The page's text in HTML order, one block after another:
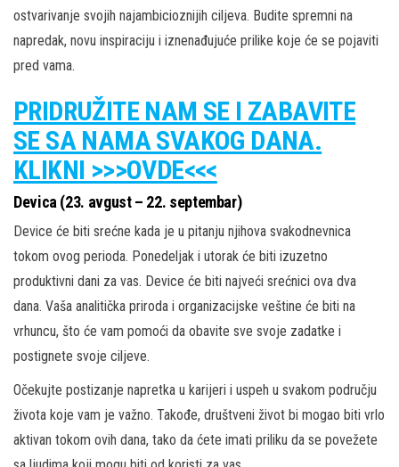
ostvarivanje svojih najambicioznijih ciljeva. Budite spremni na
napredak, novu inspiraciju i iznenađujuće prilike koje će se pojaviti
pred vama.
PRIDRUŽITE NAM SE I ZABAVITE
SE SA NAMA SVAKOG DANA.
KLIKNI >>>OVDE<<<
Devica (23. avgust – 22. septembar)
Device će biti srećne kada je u pitanju njihova svakodnevnica
tokom ovog perioda. Ponedeljak i utorak će biti izuzetno
produktivni dani za vas. Device će biti najveći srećnici ova dva
dana. Vaša analitička priroda i organizacijske veštine će biti na
vrhuncu, što će vam pomoći da obavite sve svoje zadatke i
postignete svoje ciljeve.
Očekujte postizanje napretka u karijeri i uspeh u svakom području
života koje vam je važno. Takođe, društveni život bi mogao biti vrlo
aktivan tokom ovih dana, tako da ćete imati priliku da se povežete